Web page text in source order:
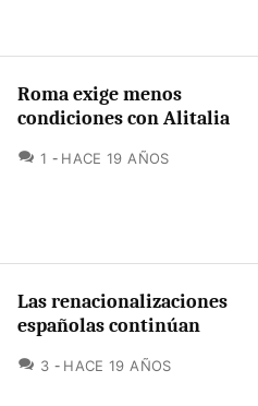
Roma exige menos
condiciones con Alitalia
1 COMENTARIOS
HACE 19 AÑOS
Las renacionalizaciones
españolas continúan
3 COMENTARIOS
HACE 19 AÑOS